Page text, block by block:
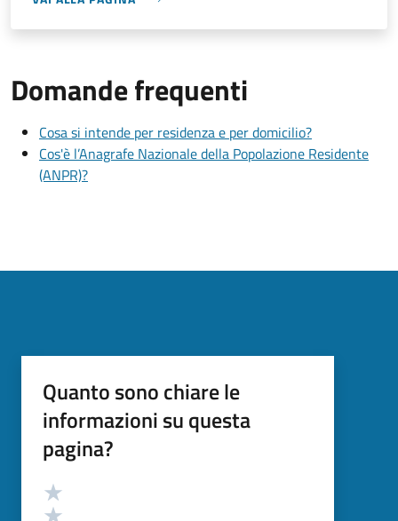
Domande frequenti
Cosa si intende per residenza e per domicilio?
Cos'è l’Anagrafe Nazionale della Popolazione Residente
(ANPR)?
Quanto sono chiare le
informazioni su questa
pagina?
Valutazione